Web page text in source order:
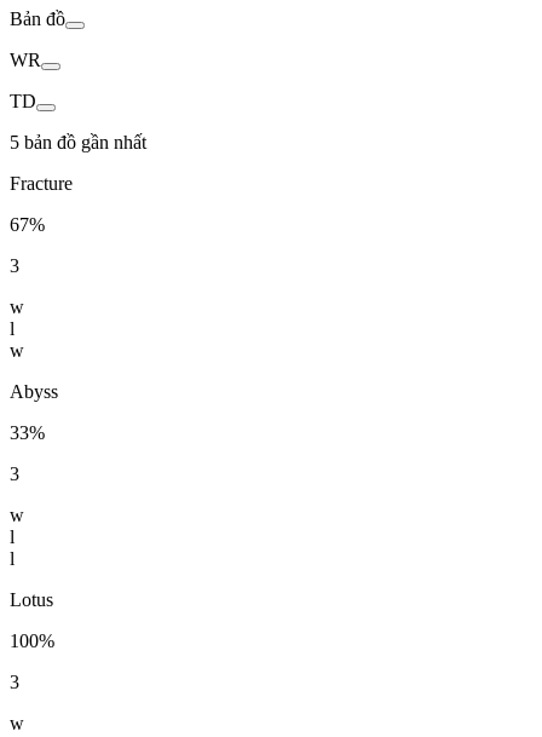
Bản đồ
WR
TD
5 bản đồ gần nhất
Fracture
67%
3
w
l
w
Abyss
33%
3
w
l
l
Lotus
100%
3
w